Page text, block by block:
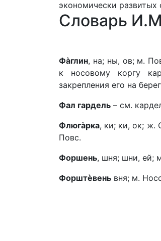
экономически
Словарь
Фàглин, на; ны, ов; м.
к носовому коргу
закрепления его на
Фал гардель – см.
Флюгàрка, ки; ки, ок; ж.
Повс.
Форшень, шня; шни, ей;
Форштèвень вня; м.